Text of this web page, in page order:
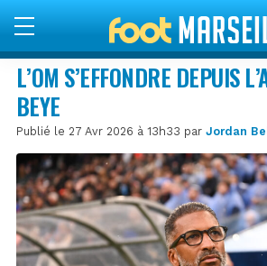
L’OM S’EFFONDRE DEPUIS
BEYE
Publié le 27 Avr 2026 à 13h33 par Jordan